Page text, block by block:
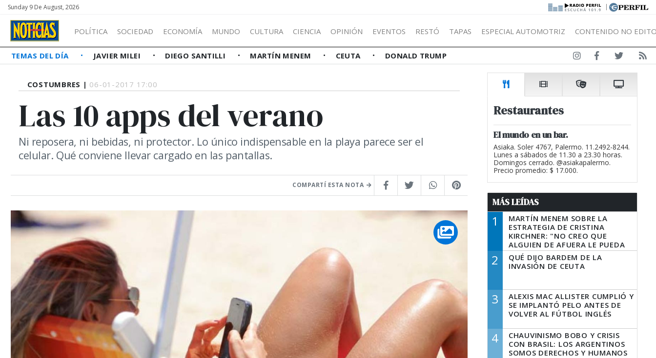
Sunday 9 De August, 2026 |
POLÍTICA SOCIEDAD ECONOMÍA MUNDO CULTURA CIENCIA OPINIÓN EVENTOS RESTÓ TAPAS ESPECIAL AUTOMOTRIZ CONTENIDO NO
TEMAS DEL DÍA JAVIER MILEI DIEGO SANTILLI MARTÍN MENEM CEUTA DONALD TRUMP
COSTUMBRES | 06-01-2017 17:00
Las 10 apps del verano
Ni reposera, ni bebidas, ni protector. Lo único indispensable en la playa parece ser el
celular. Qué conviene llevar cargado en las pantallas.
COMPARTÍ ESTA NOTA
Restaurantes
El mundo en un bar.
Asiaka. Soler 4767, Palermo. 11.2492-8244.
Lunes a sábados de 11.30 a 23.30 horas.
Domingos cerrado. @asiakapalermo.
Precio promedio: $ 17.000.
MÁS LEÍDAS
1
MARTÍN MENEM SOBRE LA
ESTRATEGIA DE CRISTINA
KIRCHNER: "NO CREO QUE
ALGUIEN DE AFUERA LE PUEDA
DECIR A LA JUSTICIA LO QUE
TIENE QUE HACER"
2
QUÉ DIJO BARDEM DE LA
INVASIÓN DE CEUTA
3
ALEXIS MAC ALLISTER CUMPLIÓ Y
SE IMPLANTÓ PELO ANTES DE
VOLVER AL FÚTBOL INGLÉS
4
CHAUVINISMO BOBO Y CRISIS
CON BRASIL: LOS ARGENTINOS
SOMOS DERECHOS Y HUMANOS